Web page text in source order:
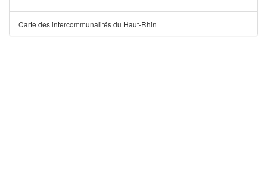
Carte des intercommunalités du Haut-Rhin